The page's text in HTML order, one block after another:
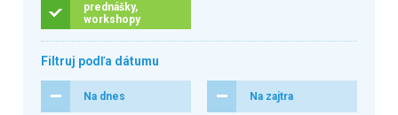
prednášky,
workshopy
Filtruj podľa dátumu
Na dnes Na zajtra